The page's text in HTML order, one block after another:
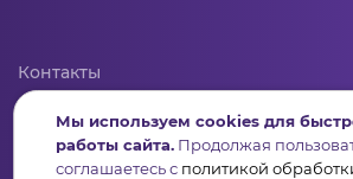
Контакты
+7 (346) 735-11-30
elkanko@ugranko.ru
Мы используем cookies для
работы сайта. Продолжая
соглашаетесь с политикой